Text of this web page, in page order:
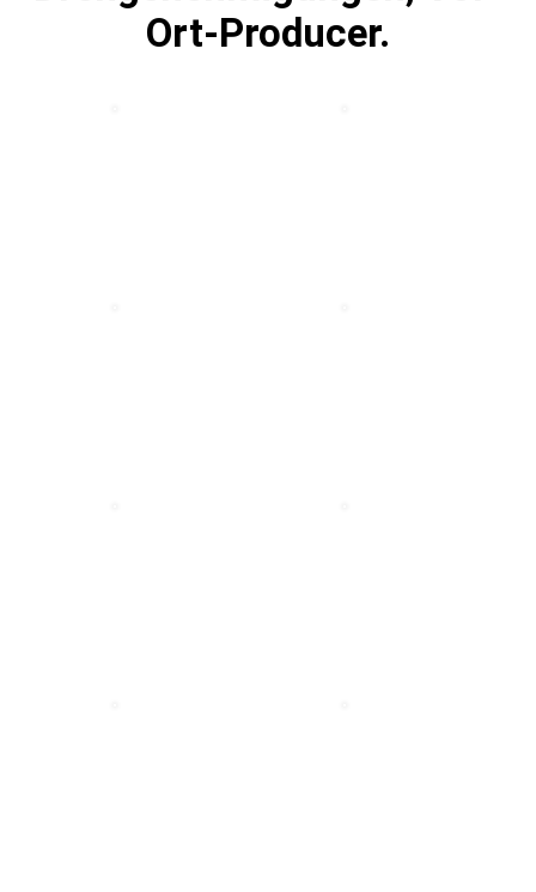
Ort-Producer.